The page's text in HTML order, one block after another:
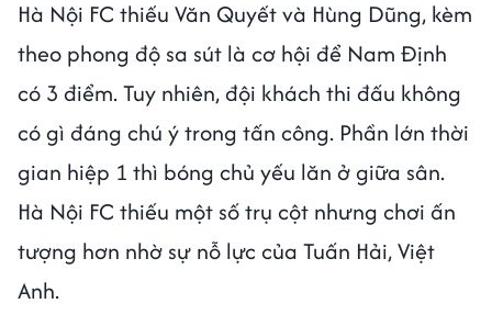
Hà Nội FC thiếu Văn Quyết và Hùng Dũng, kèm
theo phong độ sa sút là cơ hội để Nam Định
có 3 điểm. Tuy nhiên, đội khách thi đấu không
có gì đáng chú ý trong tấn công. Phần lớn thời
gian hiệp 1 thì bóng chủ yếu lăn ở giữa sân.
Hà Nội FC thiếu một số trụ cột nhưng chơi ấn
tượng hơn nhờ sự nỗ lực của Tuấn Hải, Việt
Anh.